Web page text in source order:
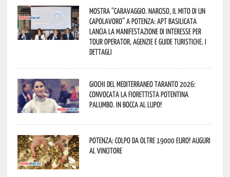
Mostra “Caravaggio. Narciso, il mito di un
capolavoro” a Potenza: APT Basilicata
lancia la manifestazione di interesse per
Tour Operator, Agenzie e Guide Turistiche. I
dettagli
Giochi del Mediterraneo Taranto 2026:
convocata la fiorettista potentina
Palumbo. In bocca al lupo!
Potenza: colpo da oltre 19000 Euro! Auguri
al vincitore